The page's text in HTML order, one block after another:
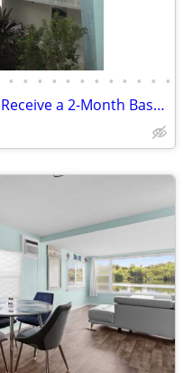
• • • • • • • • • • • •
July Move-In Special – Receive a 2-Month Base Rent Credit!